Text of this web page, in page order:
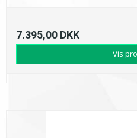
7.395,00 DKK
Vis